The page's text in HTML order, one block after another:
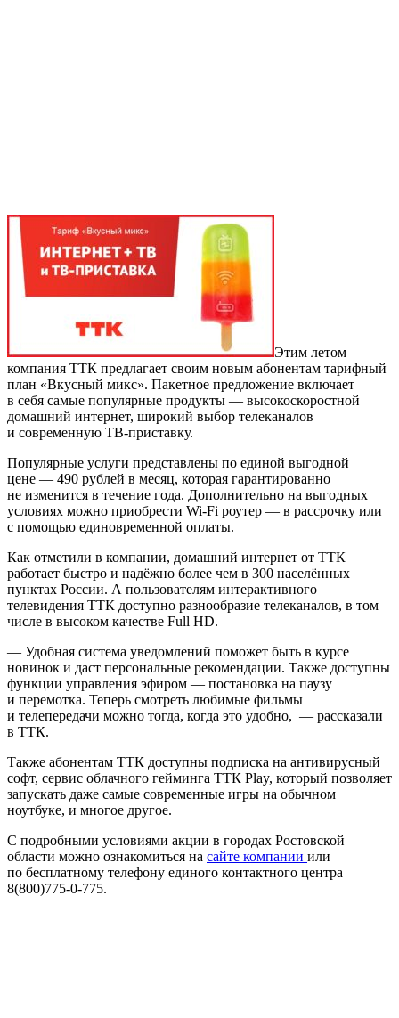
Этим летом
компания ТТК предлагает своим новым абонентам тарифный
план «Вкусный микс». Пакетное предложение включает
в себя самые популярные продукты — высокоскоростной
домашний интернет, широкий выбор телеканалов
и современную ТВ-приставку.
Популярные услуги представлены по единой выгодной
цене — 490 рублей в месяц, которая гарантированно
не изменится в течение года. Дополнительно на выгодных
условиях можно приобрести Wi-Fi роутер — в рассрочку или
с помощью единовременной оплаты.
Как отметили в компании, домашний интернет от ТТК
работает быстро и надёжно более чем в 300 населённых
пунктах России. А пользователям интерактивного
телевидения ТТК доступно разнообразие телеканалов, в том
числе в высоком качестве Full HD.
— Удобная система уведомлений поможет быть в курсе
новинок и даст персональные рекомендации. Также доступны
функции управления эфиром — постановка на паузу
и перемотка. Теперь смотреть любимые фильмы
и телепередачи можно тогда, когда это удобно, — рассказали
в ТТК.
Также абонентам ТТК доступны подписка на антивирусный
софт, сервис облачного гейминга ТТК Play, который позволяет
запускать даже самые современные игры на обычном
ноутбуке, и многое другое.
С подробными условиями акции в городах Ростовской
области можно ознакомиться на сайте компании или
по бесплатному телефону единого контактного центра
8(800)775-0-775.